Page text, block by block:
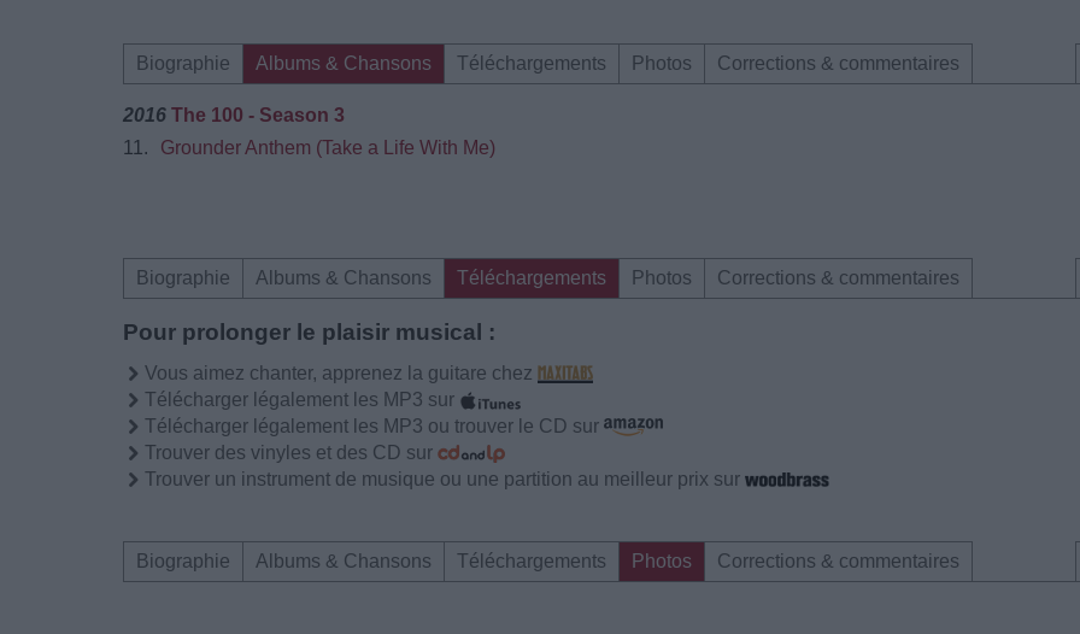
Biographie Albums & Chansons Téléchargements Photos Corrections & commentaires
2016 The 100 - Season 3
11.
Grounder Anthem (Take a Life With Me)
Biographie Albums & Chansons Téléchargements Photos Corrections & commentaires
Pour prolonger le plaisir musical :
Vous aimez chanter, apprenez la guitare chez
Télécharger légalement les MP3 sur
Télécharger légalement les MP3 ou trouver le CD sur
Trouver des vinyles et des CD sur
Trouver un instrument de musique ou une partition au meilleur prix sur
Biographie Albums & Chansons Téléchargements Photos Corrections & commentaires